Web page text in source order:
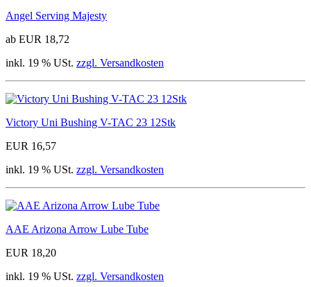
Angel Serving Majesty
ab EUR 18,72
inkl. 19 % USt. zzgl. Versandkosten
Victory Uni Bushing V-TAC 23 12Stk
EUR 16,57
inkl. 19 % USt. zzgl. Versandkosten
AAE Arizona Arrow Lube Tube
EUR 18,20
inkl. 19 % USt. zzgl. Versandkosten